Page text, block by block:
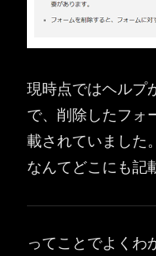
現時点ではヘルプ
で、削除したフォ
載されていました
なんてどこにも記
ってことでよくわ